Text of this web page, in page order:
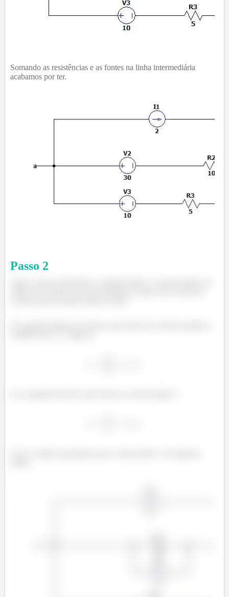
Somando as resistências e as fontes na linha intermediária
acabamos por ter.
Passo 2